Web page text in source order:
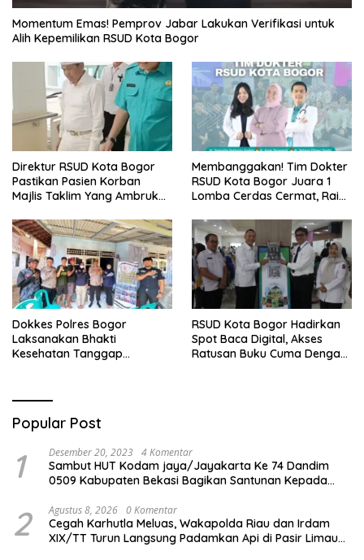
Momentum Emas! Pemprov Jabar Lakukan Verifikasi untuk
Alih Kepemilikan RSUD Kota Bogor
Direktur RSUD Kota Bogor
Pastikan Pasien Korban
Majlis Taklim Yang Ambruk
Perawatan Maksimal
Membanggakan! Tim Dokter
RSUD Kota Bogor Juara 1
Lomba Cerdas Cermat, Raih
Se-Bogor
Dokkes Polres Bogor
Laksanakan Bhakti
Kesehatan Tanggap
RSUD Kota Bogor Hadirkan
Spot Baca Digital, Akses
Ratusan Buku Cuma Dengan
Popular Post
1 Desember 20, 2023 4 Komentar
Sambut HUT Kodam jaya/Jayakarta Ke 74 Dandim
0509 Kabupaten Bekasi Bagikan Santunan Kepada
2 Agustus 8, 2026 0 Komentar
Cegah Karhutla Meluas, Wakapolda Riau dan Irdam
XIX/TT Turun Langsung Padamkan Api di Pasir Limau